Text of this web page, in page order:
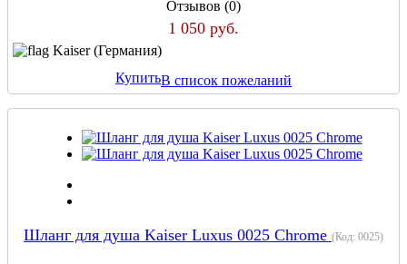
Отзывов (0)
1 050 руб.
Kaiser (Германия)
КупитьВ список пожеланий
Шланг для душа Kaiser Luxus 0025 Chrome (Код: 0025)